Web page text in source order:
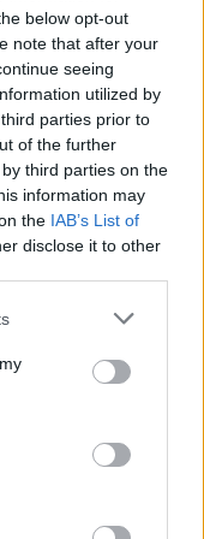
below opt-out
note that after your
seeing
utilized by
parties prior to
of the further
third parties on the
information may
the IAB’s List of
disclose it to other
δυνάμεις
σκοτώνουν 450
τον Ιταλό
Άλντο Μόρο.
της CIA
Μπάκλεϊ.
Βηρυτό ο
μετά από περίπου
1991.